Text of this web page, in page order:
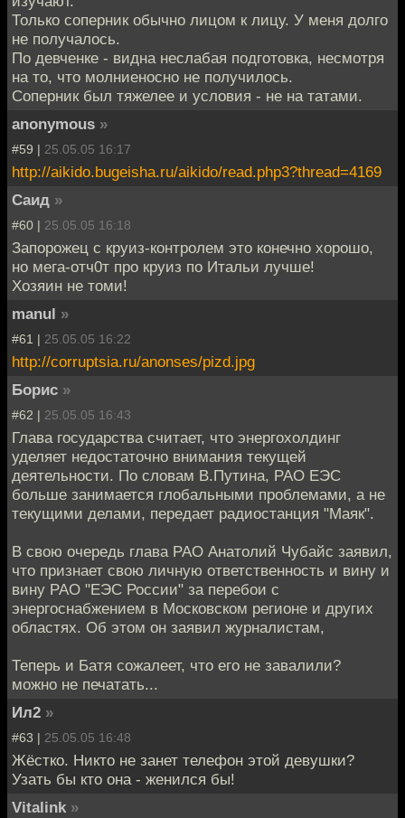
Только соперник обычно лицом к лицу. У меня долго
не получалось.
По девченке - видна неслабая подготовка, несмотря
на то, что молниеносно не получилось.
Соперник был тяжелее и условия - не на татами.
anonymous »
#59 | 25.05.05 16:17
http://aikido.bugeisha.ru/aikido/read.php3?thread=4169
Саид »
#60 | 25.05.05 16:18
Запорожец с круиз-контролем это конечно хорошо,
но мега-отч0т про круиз по Итальи лучше!
Хозяин не томи!
manul »
#61 | 25.05.05 16:22
http://corruptsia.ru/anonses/pizd.jpg
Борис »
#62 | 25.05.05 16:43
Глава государства считает, что энергохолдинг
уделяет недостаточно внимания текущей
деятельности. По словам В.Путина, РАО ЕЭС
больше занимается глобальными проблемами, а не
текущими делами, передает радиостанция "Маяк".
В свою очередь глава РАО Анатолий Чубайс заявил,
что признает свою личную ответственность и вину и
вину РАО "ЕЭС России" за перебои с
энергоснабжением в Московском регионе и других
областях. Об этом он заявил журналистам,
Теперь и Батя сожалеет, что его не завалили?
можно не печатать...
Ил2 »
#63 | 25.05.05 16:48
Жёстко. Никто не занет телефон этой девушки?
Узать бы кто она - женился бы!
Vitalink »